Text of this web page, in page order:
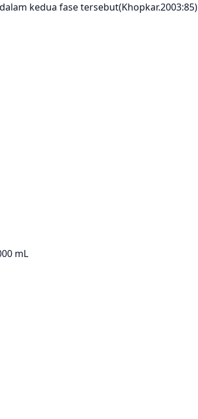
kedua fase tersebut(Khopkar.2003:85)
mL